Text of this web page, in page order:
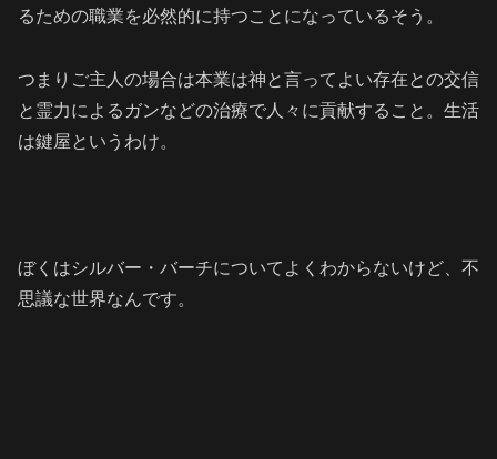
るための職業を必然的に持つことになっているそう。
つまりご主人の場合は本業は神と言ってよい存在との交信
と霊力によるガンなどの治療で人々に貢献すること。生活
は鍵屋というわけ。
ぼくはシルバー・バーチについてよくわからないけど、不
思議な世界なんです。